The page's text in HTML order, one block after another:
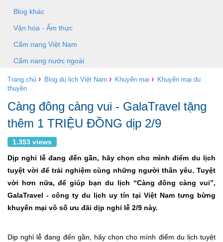
Blog khác
Văn hóa - Ẩm thực
Cẩm nang Việt Nam
Cẩm nang nước ngoài
Trang chủ › Blog du lịch Việt Nam › Khuyến mại › Khuyến mại du
thuyền
Càng đông càng vui - GalaTravel tặng
thêm 1 TRIỆU ĐỒNG dịp 2/9
1.353 views
Dịp nghỉ lễ đang đến gần, hãy chọn cho mình điểm du lịch
tuyệt vời để trải nghiệm cùng những người thân yêu. Tuyệt
vời hơn nữa, để giúp bạn du lịch “Càng đông càng vui”,
GalaTravel - công ty du lịch uy tín tại Việt Nam tưng bừng
khuyến mại vô số ưu đãi dịp nghỉ lễ 2/9 này.
Dịp nghỉ lễ đang đến gần, hãy chọn cho mình điểm du lịch tuyệt